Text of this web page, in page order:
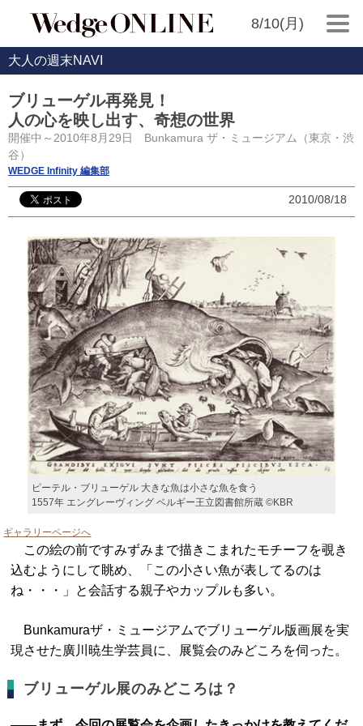
8/10(月)
大人の週末NAVI
ブリューゲル再発見！
人の心を映し出す、奇想の世界
開催中～2010年8月29日 Bunkamura ザ・ミュージアム（東京・渋
谷）
WEDGE Infinity 編集部
2010/08/18
ピーテル・ブリューゲル 大きな魚は小さな魚を食う
1557年 エングレーヴィング ベルギー王立図書館所蔵 ©KBR
ギャラリーページへ
この絵の前ですみずみまで描きこまれたモチーフを覗き
込むようにして眺め、「この小さい魚が表してるのは
ね・・・」と会話する親子やカップルも多い。
Bunkamuraザ・ミュージアムでブリューゲル版画展を実
現させた廣川暁生学芸員に、展覧会のみどころを伺った。
ブリューゲル展のみどころは？